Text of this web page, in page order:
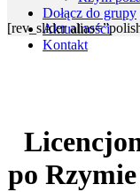
Dołącz do grupy
Aktualności
Kontakt
[rev_slider
po